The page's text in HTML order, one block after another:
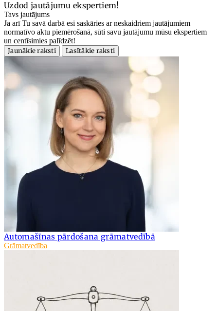
Uzdod jautājumu ekspertiem!
Tavs jautājums
Ja arī Tu savā darbā esi saskāries ar neskaidriem jautājumiem
normatīvo aktu piemērošanā, sūti savu jautājumu mūsu ekspertiem
un centīsimies palīdzēt!
Jaunākie raksti
Lasītākie raksti
Automašīnas pārdošana grāmatvedībā
Grāmatvedība